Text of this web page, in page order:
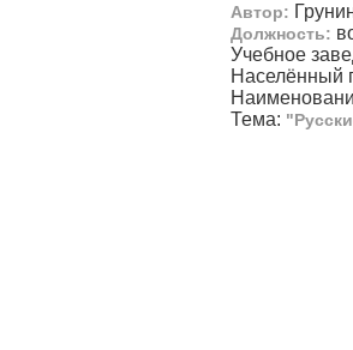
Автор:
Должность:
Учебное
Населённый
Тема: